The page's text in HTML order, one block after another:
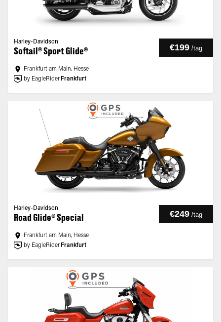
Harley-Davidson
Softail® Sport Glide® €199 /tag
Frankfurt am Main, Hesse
by EagleRider Frankfurt
Harley-Davidson
Road Glide® Special €249 /tag
Frankfurt am Main, Hesse
by EagleRider Frankfurt